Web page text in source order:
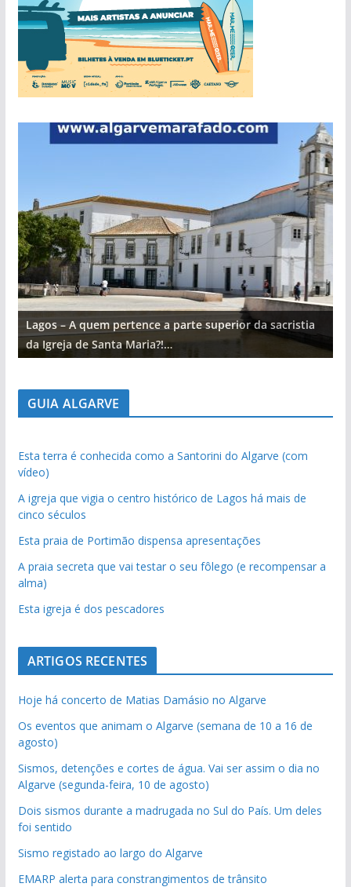
Lagos – A quem pertence a parte superior da sacristia
da Igreja de Santa Maria?!…
GUIA ALGARVE
Esta terra é conhecida como a Santorini do Algarve (com
vídeo)
A igreja que vigia o centro histórico de Lagos há mais de
cinco séculos
Esta praia de Portimão dispensa apresentações
A praia secreta que vai testar o seu fôlego (e recompensar a
alma)
Esta igreja é dos pescadores
ARTIGOS RECENTES
Hoje há concerto de Matias Damásio no Algarve
Os eventos que animam o Algarve (semana de 10 a 16 de
agosto)
Sismos, detenções e cortes de água. Vai ser assim o dia no
Algarve (segunda-feira, 10 de agosto)
Dois sismos durante a madrugada no Sul do País. Um deles
foi sentido
Sismo registado ao largo do Algarve
EMARP alerta para constrangimentos de trânsito